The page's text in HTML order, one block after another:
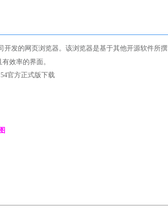
发的网页浏览器。该浏览器是基于其他开源软件所撰
效率的界面。